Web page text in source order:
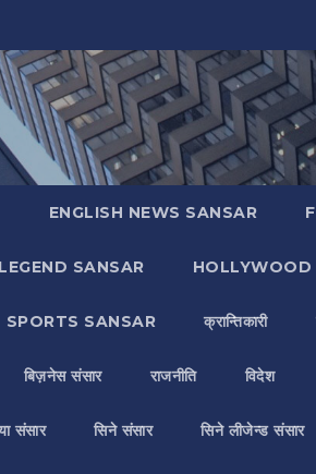
ENGLISH NEWS SANSAR
SANSAR HOLLYWOOD
SPORTS SANSAR क्रान्तिकारी
बिज़नेस संसार राजनीति विदेश
संसार सिने संसार सिने लीजेन्ड संसार